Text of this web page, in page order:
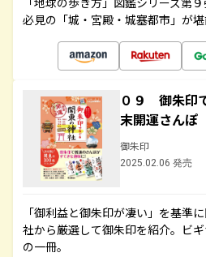
必見の「城・宮殿・城塞都市」が堪
０９ 御朱印
末開運さん
御朱印
2025.02.06 発売
「御利益と御朱印が凄い」を基準
社から厳選して御朱印を紹介。ビ
の一冊。